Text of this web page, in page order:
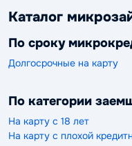
Каталог
По сроку
Долгосрочные на карту
По категории
На карту с 18 лет
На карту с плохой